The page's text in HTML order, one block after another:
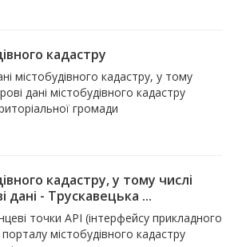
кадастру
містобудівного кадастру, у тому
дані містобудівного кадастру
громади
кадастру, у тому числі
дані - Трускавецька ...
точки API (інтерфейсу прикладного
містобудівного кадастру